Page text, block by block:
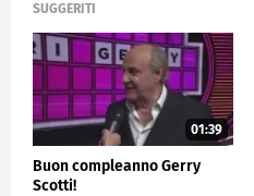
SUGGERITI
01:39
Buon compleanno Gerry
Scotti!